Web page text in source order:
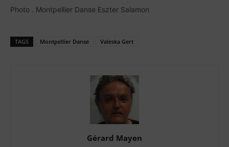
Photo . Montpellier Danse Eszter Salamon
TAGS Montpellier Danse Valeska Gert
Gérard Mayen